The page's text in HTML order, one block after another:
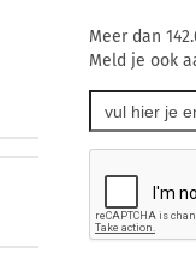
Meer dan
Meld je ook